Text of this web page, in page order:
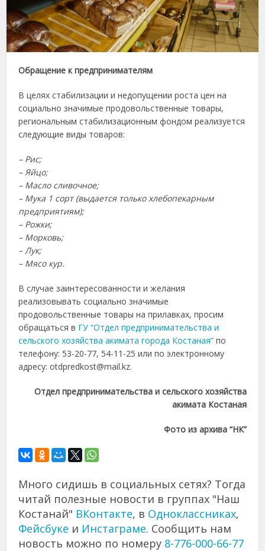
Обращение к предпринимателям
В целях стабилизации и недопущении роста цен на
социально значимые продовольственные товары,
региональным стабилизационным фондом реализуется
следующие виды товаров:
– Рис;
– Яйцо;
– Масло сливочное;
– Мука 1 сорт (выдается только хлебопекарным
предприятиям);
– Рожки;
– Морковь;
– Лук;
– Мясо кур.
В случае заинтересованности и желания
реализовывать социально значимые
продовольственные товары на прилавках, просим
обращаться в ГУ “Отдел предпринимательства и
сельского хозяйства акимата города Костаная” по
телефону: 53-20-77, 54-11-25 или по электронному
адресу: otdpredkost@mail.kz.
Отдел предпринимательства и сельского хозяйства
акимата Костаная
Фото из архива “НК”
Много сидишь в социальных сетях? Тогда
читай полезные новости в группах "Наш
Костанай" ВКонтакте, в Одноклассниках,
Фейсбуке и Инстаграме. Сообщить нам
новость можно по номеру 8-776-000-66-77